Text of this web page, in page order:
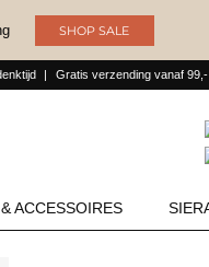
SHOP SALE
Gratis verzending vanaf 99,-
ACCESSOIRES